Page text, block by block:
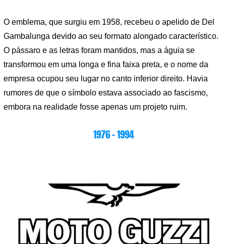
O emblema, que surgiu em 1958, recebeu o apelido de Del
Gambalunga devido ao seu formato alongado característico.
O pássaro e as letras foram mantidos, mas a águia se
transformou em uma longa e fina faixa preta, e o nome da
empresa ocupou seu lugar no canto inferior direito. Havia
rumores de que o símbolo estava associado ao fascismo,
embora na realidade fosse apenas um projeto ruim.
1976 – 1994